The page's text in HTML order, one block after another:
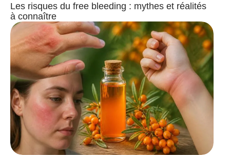
Les risques du free bleeding : mythes et réalités
à connaître